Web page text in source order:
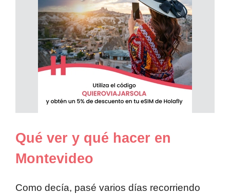
Qué ver y qué hacer en
Montevideo
Como decía, pasé varios días recorriendo